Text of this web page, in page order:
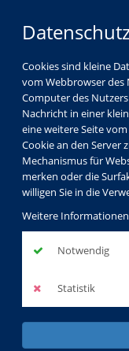
Cookies sind kleine
vom Webbrowser des
Computer des
Nachricht in einer
eine weitere Seite
Cookie an den Server
Mechanismus für
merken oder die
willigen Sie in die
Weitere
Notwendig
Statistik